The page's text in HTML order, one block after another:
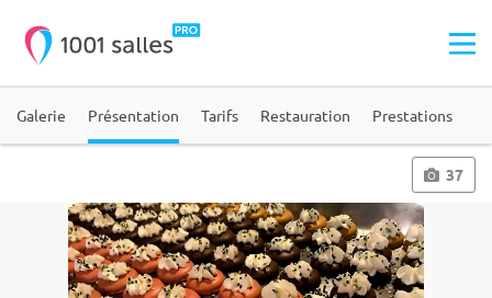
Galerie Présentation Tarifs Restauration Prestations
37